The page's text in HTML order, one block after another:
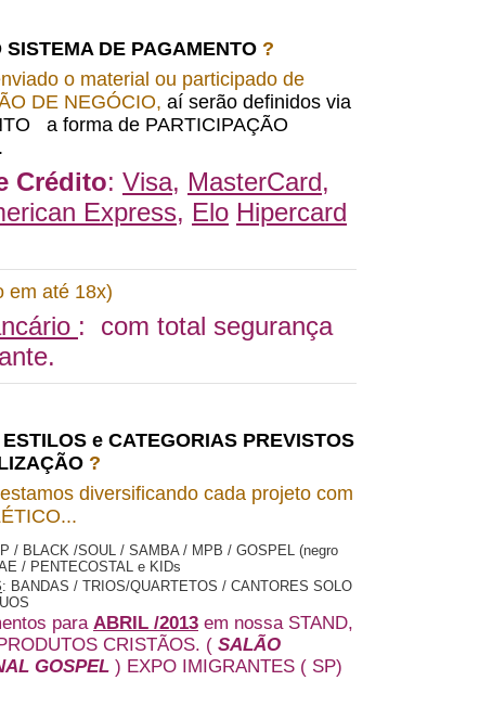
SISTEMA DE PAGAMENTO ?
o material ou participado de
DE NEGÓCIO, aí serão definidos via
a forma de PARTICIPAÇÃO
Crédito: Visa, MasterCard,
Express, Elo Hipercard
em até 18x)
: com total segurança
e CATEGORIAS PREVISTOS
?
diversificando cada projeto com
/ BLACK /SOUL / SAMBA / MPB / GOSPEL (negro
/ PENTECOSTAL e KIDs
: BANDAS / TRIOS/QUARTETOS / CANTORES SOLO
para ABRIL /2013 em nossa STAND,
CRISTÃOS. ( SALÃO
GOSPEL ) EXPO IMIGRANTES ( SP)